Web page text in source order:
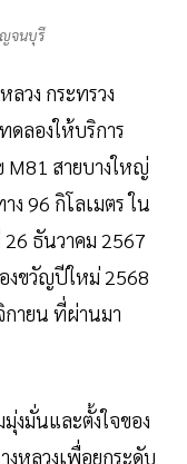
จนบุรี
วง กระทรวง
ดลองให้บริการ
M81 สายบางใหญ่
ง 96 กิโลเมตร ใน
ธันวาคม 2567
งขวัญปีใหม่ 2568
ายน ที่ผ่านมา
งมั่นและตั้งใจของ
งหลวงเพื่อยกระดับ